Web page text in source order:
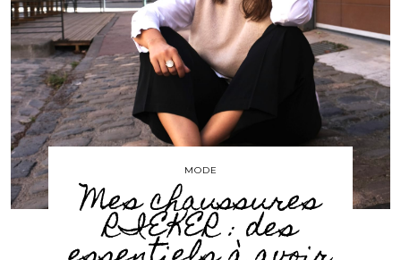
MODE
Mes chaussures
RIEKER : des